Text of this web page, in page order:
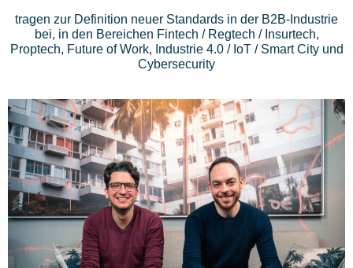
tragen zur Definition neuer Standards in der B2B-Industrie
bei, in den Bereichen Fintech / Regtech / Insurtech,
Proptech, Future of Work, Industrie 4.0 / IoT / Smart City und
Cybersecurity